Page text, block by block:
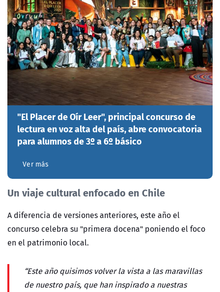
"El Placer de Oír Leer", principal concurso de
lectura en voz alta del país, abre convocatoria
para alumnos de 3º a 6º básico
Ver más
Un viaje cultural enfocado en Chile
A diferencia de versiones anteriores, este año el
concurso celebra su "primera docena" poniendo el foco
en el patrimonio local.
“Este año quisimos volver la vista a las maravillas
de nuestro país, que han inspirado a nuestras